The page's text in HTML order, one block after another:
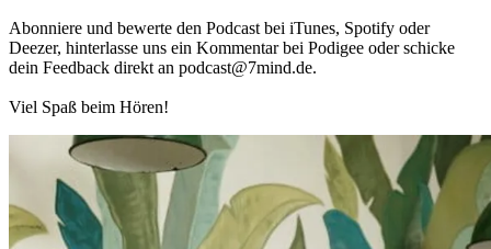
Abon­niere und bewerte den Pod­cast bei iTunes, Spo­tify oder
Deezer, hin­ter­lasse uns ein Kom­men­tar bei Podigee oder schi­cke
dein Feed­back direkt an podcast@​7​mind.​de.
Viel Spaß beim Hören!